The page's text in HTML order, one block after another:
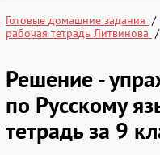
Готовые домашние задания
рабочая тетрадь Литвинова
Решение -
по Русскому
тетрадь за 9